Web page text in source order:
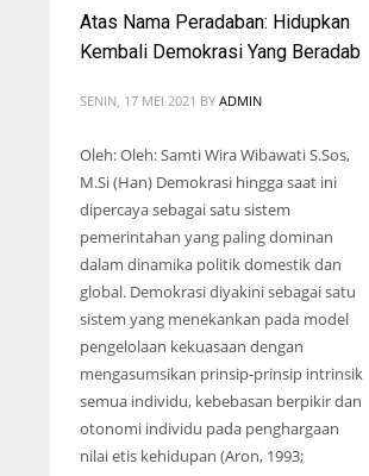
Atas Nama Peradaban: Hidupkan
Kembali Demokrasi Yang Beradab
SENIN, 17 MEI 2021 BY ADMIN
Oleh: Oleh: Samti Wira Wibawati S.Sos,
M.Si (Han) Demokrasi hingga saat ini
dipercaya sebagai satu sistem
pemerintahan yang paling dominan
dalam dinamika politik domestik dan
global. Demokrasi diyakini sebagai satu
sistem yang menekankan pada model
pengelolaan kekuasaan dengan
mengasumsikan prinsip-prinsip intrinsik
semua individu, kebebasan berpikir dan
otonomi individu pada penghargaan
nilai etis kehidupan (Aron, 1993;